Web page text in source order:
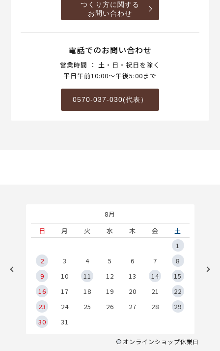
つくり方に関する
お問い合わせ
電話でのお問い合わせ
営業時間 ： 土・日・祝日を除く
平日午前10:00～午後5:00まで
0570-037-030(代表）
8月
日
月 火 水 木 金
土
1
2
3 4 5 6 7
8
9
10 11 12 13 14
15
16
17 18 19 20 21
22
23
24 25 26 27 28
29
30
31
オンラインショップ休業日